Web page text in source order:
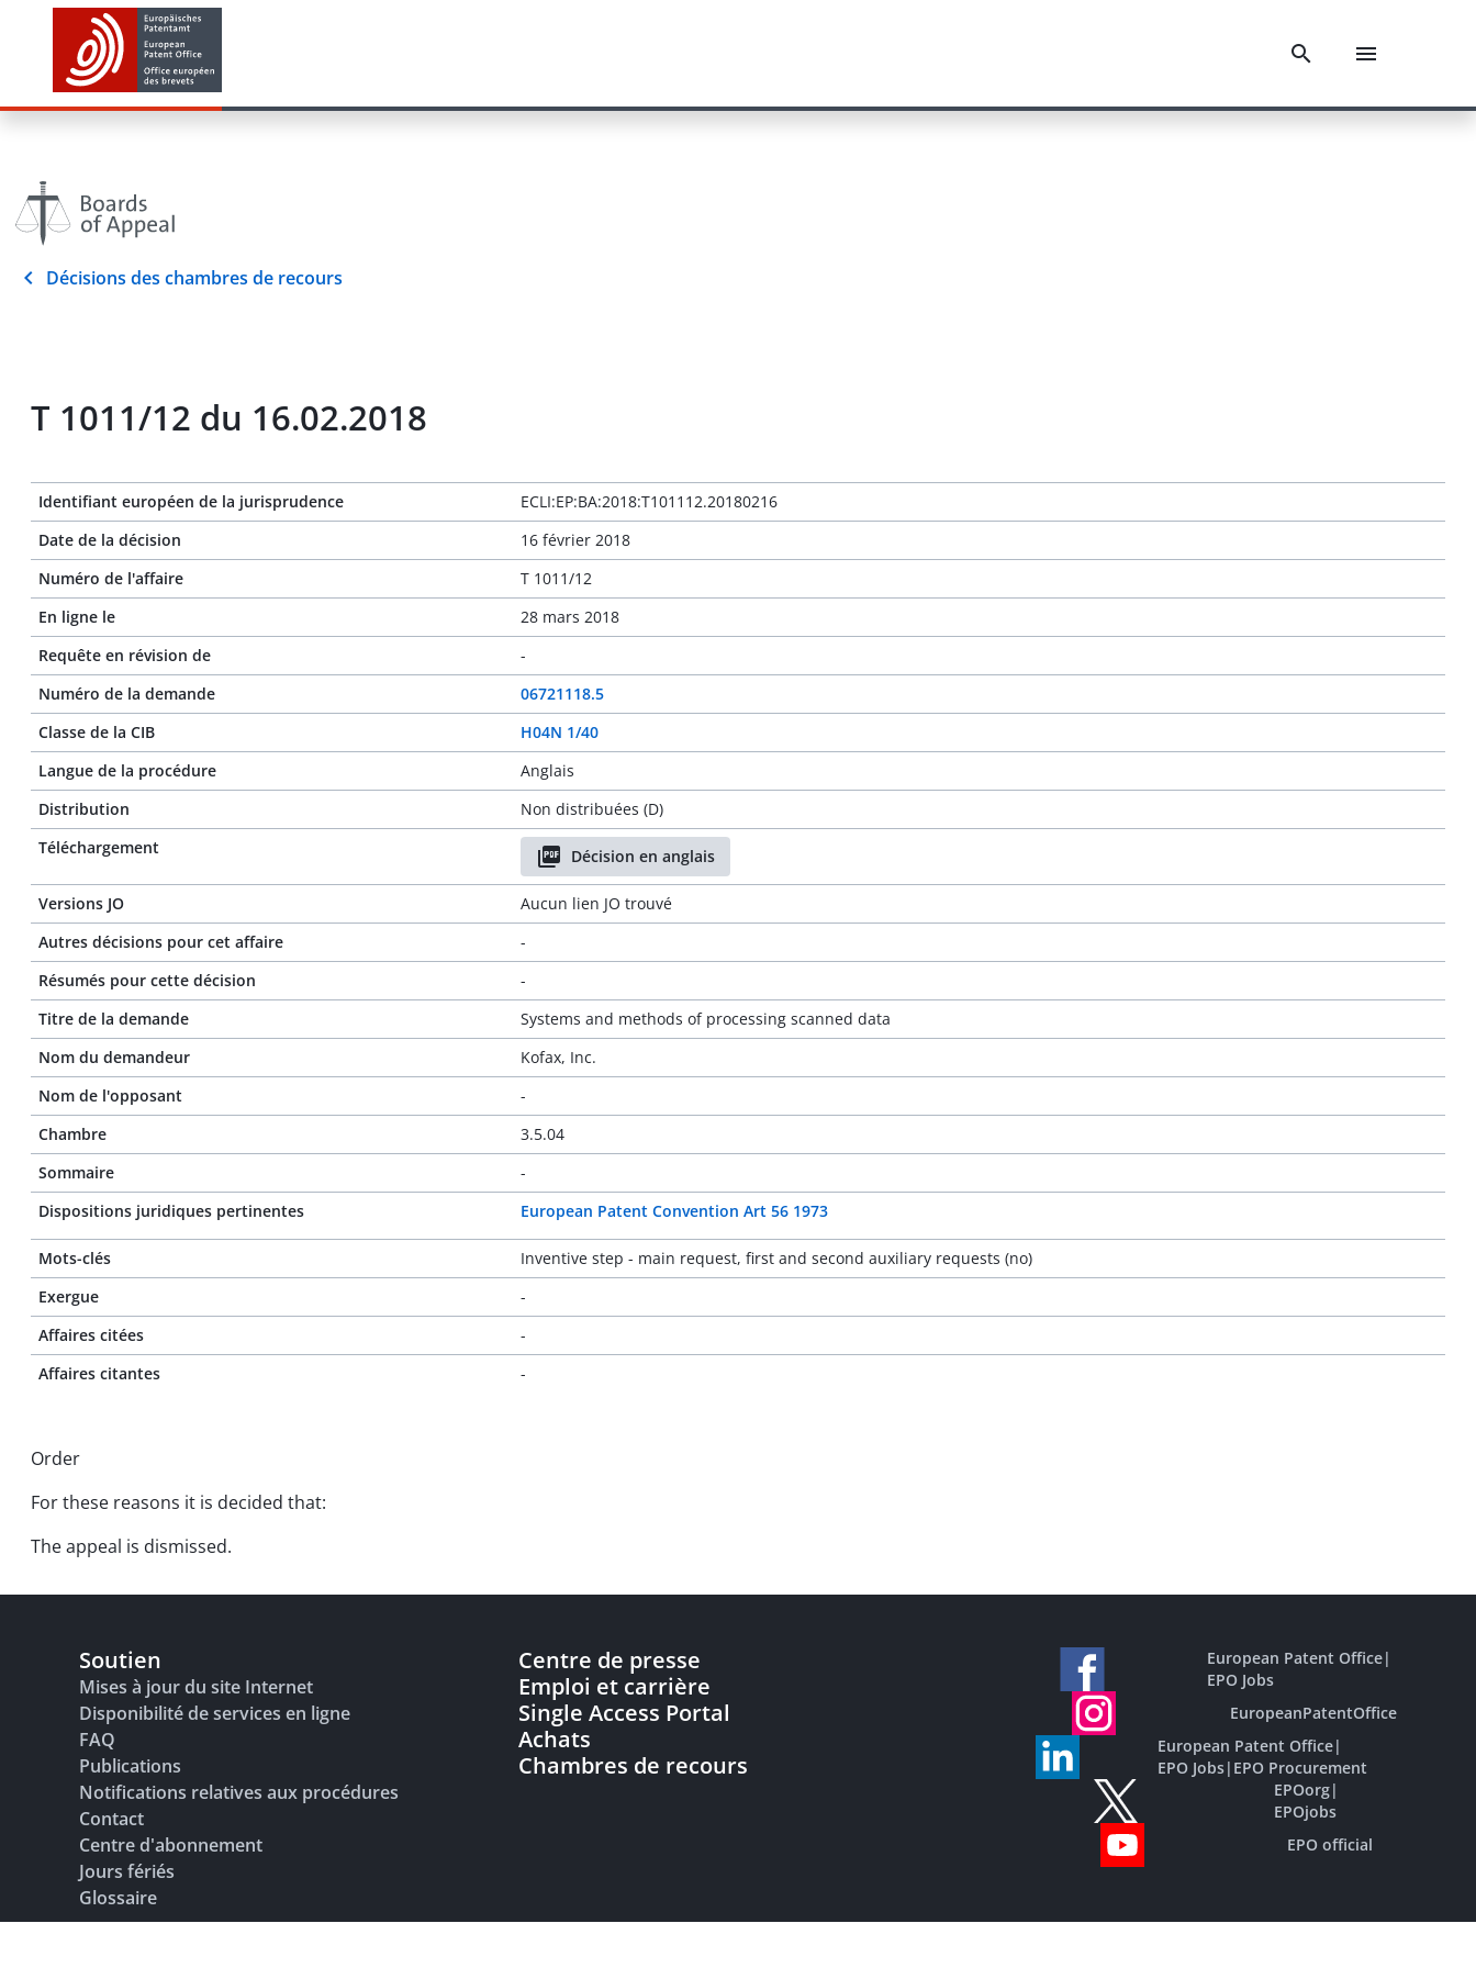
Décisions des chambres de recours
T 1011/12 du 16.02.2018
Identifiant européen de la jurisprudence
ECLI:EP:BA:2018:T101112.20180216
Date de la décision
16 février 2018
Numéro de l'affaire
T 1011/12
En ligne le
28 mars 2018
Requête en révision de
-
Numéro de la demande
06721118.5
Classe de la CIB
H04N 1/40
Langue de la procédure
Anglais
Distribution
Non distribuées (D)
Téléchargement
Décision en anglais
Versions JO
Aucun lien JO trouvé
Autres décisions pour cet affaire
-
Résumés pour cette décision
-
Titre de la demande
Systems and methods of processing scanned data
Nom du demandeur
Kofax, Inc.
Nom de l'opposant
-
Chambre
3.5.04
Sommaire
-
Dispositions juridiques pertinentes
European Patent Convention Art 56 1973
Mots-clés
Inventive step - main request, first and second auxiliary requests (no)
Exergue
-
Affaires citées
-
Affaires citantes
-
Order
For these reasons it is decided that:
The appeal is dismissed.
Soutien
Mises à jour du site Internet
Disponibilité de services en ligne
FAQ
Publications
Notifications relatives aux procédures
Contact
Centre d'abonnement
Jours fériés
Glossaire
Centre de presse
Emploi et carrière
Single Access Portal
Achats
Chambres de recours
European Patent Office|
EPO Jobs
EuropeanPatentOffice
European Patent Office|
EPO Jobs| EPO Procurement
EPOorg|
EPOjobs
EPO official